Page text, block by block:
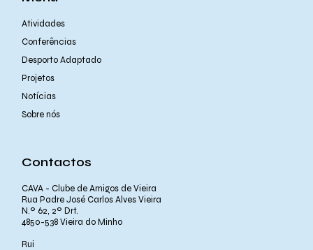
Atividades
Conferências
Desporto Adaptado
Projetos
Notícias
Sobre nós
Contactos
CAVA - Clube de Amigos de Vieira
Rua Padre José Carlos Alves Vieira
N.º 62, 2º Drt.
4850-538 Vieira do Minho
Rui